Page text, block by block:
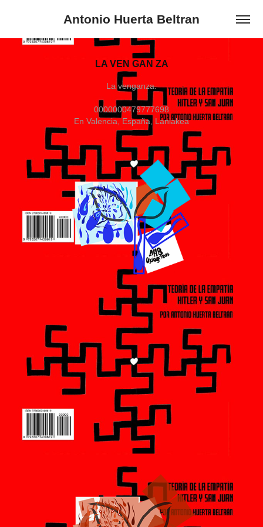
Antonio Huerta Beltran
LA VEN GAN ZA
La venganza.
0000000479777698
En Valencia, España, Laniakea